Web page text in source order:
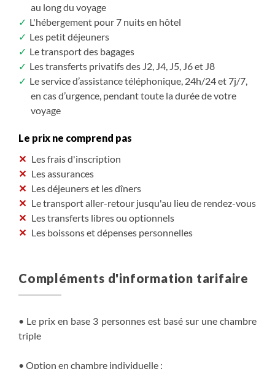
au long du voyage
L'hébergement pour 7 nuits en hôtel
Les petit déjeuners
Le transport des bagages
Les transferts privatifs des J2, J4, J5, J6 et J8
Le service d’assistance téléphonique, 24h/24 et 7j/7,
en cas d’urgence, pendant toute la durée de votre
voyage
Le prix ne comprend pas
Les frais d'inscription
Les assurances
Les déjeuners et les dîners
Le transport aller-retour jusqu'au lieu de rendez-vous
Les transferts libres ou optionnels
Les boissons et dépenses personnelles
Compléments d'information tarifaire
• Le prix en base 3 personnes est basé sur une chambre
triple
• Option en chambre individuelle :